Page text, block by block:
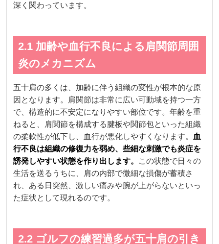
深く関わっています。
2.1 加齢や血行不良による肩関節周囲
炎のメカニズム
五十肩の多くは、加齢に伴う組織の変性が根本的な原
因となります。肩関節は非常に広い可動域を持つ一方
で、構造的に不安定になりやすい部位です。年齢を重
ねると、肩関節を構成する腱板や関節包といった組織
の柔軟性が低下し、血行が悪化しやすくなります。
血
行不良は組織の修復力を弱め、些細な刺激でも炎症を
誘発しやすい状態を作り出します。
この状態で日々の
生活を送るうちに、肩の内部で微細な損傷が蓄積さ
れ、ある日突然、激しい痛みや腕が上がらないといっ
た症状として現れるのです。
2.2 ゴルフの練習過多が五十肩の引き